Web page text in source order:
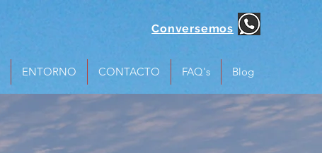
Conversemos
ENTORNO CONTACTO FAQ's Blog